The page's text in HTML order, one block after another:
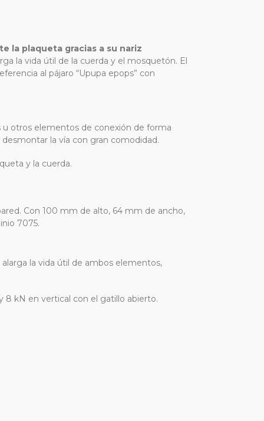
la plaqueta gracias a su nariz
la vida útil de la cuerda y el mosquetón. El
al pájaro “Upupa epops” con
otros elementos de conexión de forma
la vía con gran comodidad.
y la cuerda.
Con 100 mm de alto, 64 mm de ancho,
7075.
la vida útil de ambos elementos,
8 kN en vertical con el gatillo abierto.